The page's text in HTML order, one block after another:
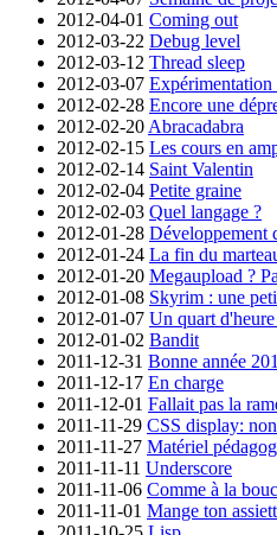
2012-04-01 Coming out
2012-03-22 Debug level
2012-03-12 Thread sleep
2012-03-07
2012-02-28 Encore une
2012-02-20 Abracadabra
2012-02-15 Les cours en
2012-02-14 Saint Valentin
2012-02-04 Petite graine
2012-02-03 Quel langage ?
2012-01-28 Développement
2012-01-24 La fin du
2012-01-20 Megaupload ?
2012-01-08 Skyrim : une
2012-01-07 Un quart
2012-01-02 Bandit
2011-12-31 Bonne année
2011-12-17 En charge
2011-12-01 Fallait pas la
2011-11-29 CSS display:
2011-11-27 Matériel
2011-11-11 Underscore
2011-11-06 Comme à la
2011-11-01 Mange ton